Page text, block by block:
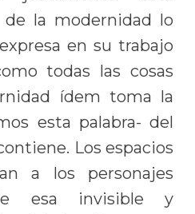
de la modernidad lo
en su trabajo
todas las cosas
ídem toma la
esta palabra- del
Los espacios
a los personajes
esa invisible y